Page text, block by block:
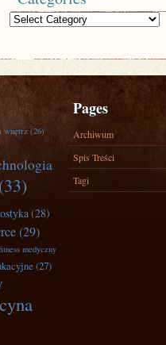
Categories
wnętrz (26)
(33)
(28)
(29)
medyczny
(27)
Pages
Archiwum
Spis Treści
Tagi